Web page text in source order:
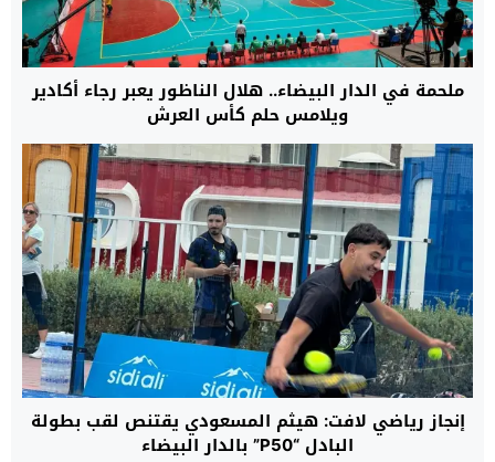
ملحمة في الدار البيضاء.. هلال الناظور يعبر رجاء أكادير
ويلامس حلم كأس العرش
إنجاز رياضي لافت: هيثم المسعودي يقتنص لقب بطولة
البادل “P50” بالدار البيضاء